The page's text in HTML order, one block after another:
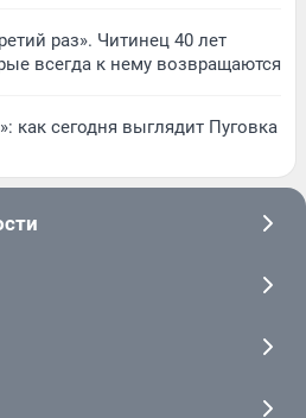
раз». Читинец 40 лет
всегда к нему возвращаются
как сегодня выглядит Пуговка